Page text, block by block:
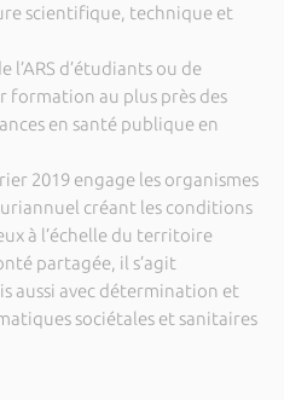
scientifique, technique et
l’ARS d’étudiants ou de
formation au plus près des
en santé publique en
2019 engage les organismes
créant les conditions
à l’échelle du territoire
partagée, il s’agit
aussi avec détermination et
sociétales et sanitaires